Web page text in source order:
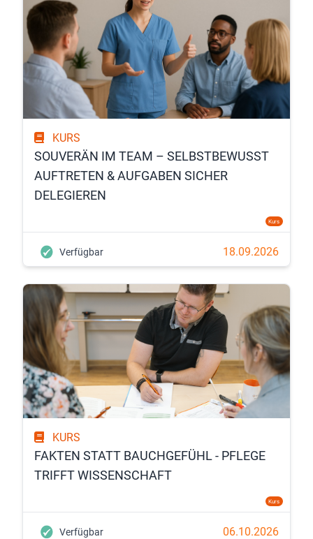
KURS
SOUVERÄN IM TEAM – SELBSTBEWUSST
AUFTRETEN & AUFGABEN SICHER
DELEGIEREN
Kurs
Verfügbar 18.09.2026
KURS
FAKTEN STATT BAUCHGEFÜHL - PFLEGE
TRIFFT WISSENSCHAFT
Kurs
Verfügbar 06.10.2026